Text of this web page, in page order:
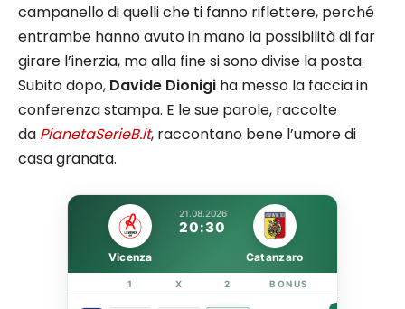
campanello di quelli che ti fanno riflettere, perché
entrambe hanno avuto in mano la possibilità di far
girare l’inerzia, ma alla fine si sono divise la posta.
Subito dopo, Davide Dionigi ha messo la faccia in
conferenza stampa. E le sue parole, raccolte
da PianetaSerieB.it, raccontano bene l’umore di
casa granata.
21.08.2026
20:30
Vicenza Catanzaro
1 X 2 BONUS